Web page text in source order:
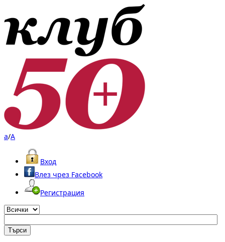
a/A
Вход
Влез чрез Facebook
Регистрация